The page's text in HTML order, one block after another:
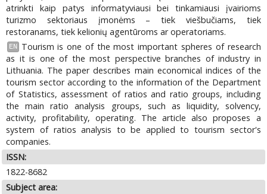
atrinkti kaip patys informatyviausi bei tinkamiausi įvairioms
turizmo sektoriaus įmonėms – tiek viešbučiams, tiek
restoranams, tiek kelionių agentūroms ar operatoriams.
EN
Tourism is one of the most important spheres of research
as it is one of the most perspective branches of industry in
Lithuania. The paper describes main economical indices of the
tourism sector according to the information of the Department
of Statistics, assessment of ratios and ratio groups, including
the main ratio analysis groups, such as liquidity, solvency,
activity, profitability, operating. The article also proposes a
system of ratios analysis to be applied to tourism sector's
companies.
ISSN:
1822-8682
Subject area: